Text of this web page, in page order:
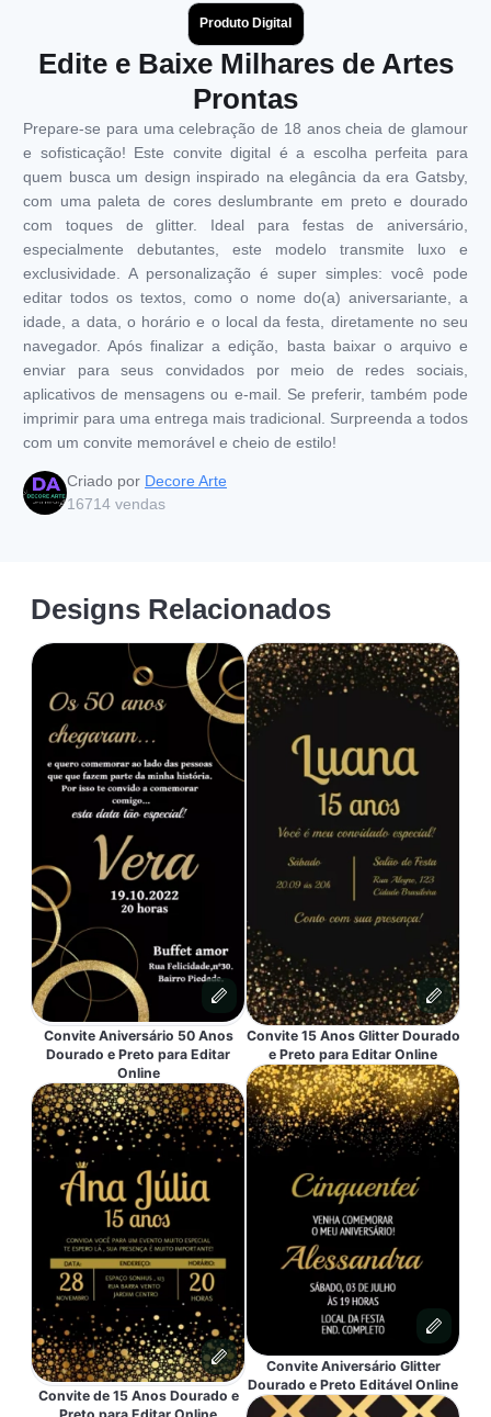
Produto Digital
Edite e Baixe Milhares de Artes
Prontas
Prepare-se para uma celebração de 18 anos cheia de glamour
e sofisticação! Este convite digital é a escolha perfeita para
quem busca um design inspirado na elegância da era Gatsby,
com uma paleta de cores deslumbrante em preto e dourado
com toques de glitter. Ideal para festas de aniversário,
especialmente debutantes, este modelo transmite luxo e
exclusividade. A personalização é super simples: você pode
editar todos os textos, como o nome do(a) aniversariante, a
idade, a data, o horário e o local da festa, diretamente no seu
navegador. Após finalizar a edição, basta baixar o arquivo e
enviar para seus convidados por meio de redes sociais,
aplicativos de mensagens ou e-mail. Se preferir, também pode
imprimir para uma entrega mais tradicional. Surpreenda a todos
com um convite memorável e cheio de estilo!
Criado por Decore Arte
16714 vendas
Designs Relacionados
Convite Aniversário 50 Anos
Dourado e Preto para Editar
Online
Convite de 15 Anos Dourado e
Convite 15 Anos Glitter Dourado
e Preto para Editar Online
Convite Aniversário Glitter
Dourado e Preto Editável Online